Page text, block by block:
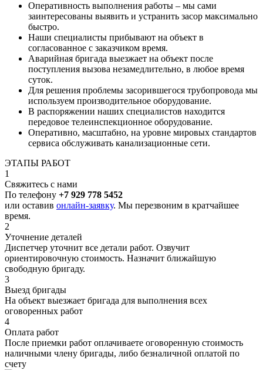
Оперативность выполнения работы – мы сами
заинтересованы выявить и устранить засор максимально
быстро.
Наши специалисты прибывают на объект в
согласованное с заказчиком время.
Аварийная бригада выезжает на объект после
поступления вызова незамедлительно, в любое время
суток.
Для решения проблемы засорившегося трубопровода мы
используем производительное оборудование.
В распоряжении наших специалистов находится
передовое телеинспекционное оборудование.
Оперативно, масштабно, на уровне мировых стандартов
сервиса обслуживать канализационные сети.
ЭТАПЫ РАБОТ
1
Свяжитесь с нами
По телефону +7 929 778 5452
или оставив онлайн-заявку. Мы перезвоним в кратчайшее
время.
2
Уточнение деталей
Диспетчер уточнит все детали работ. Озвучит
ориентировочную стоимость. Назначит ближайшую
свободную бригаду.
3
Выезд бригады
На объект выезжает бригада для выполнения всех
оговоренных работ
4
Оплата работ
После приемки работ оплачиваете оговоренную стоимость
наличными члену бригады, либо безналичной оплатой по
счету